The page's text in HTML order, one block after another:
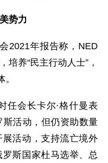
势力
2021年报告称，NED
培养“民主行动人士”，
任会长卡尔·格什曼表
活动，但仍资助数量
活动，支持流亡境外
斯国家杜马选举、总